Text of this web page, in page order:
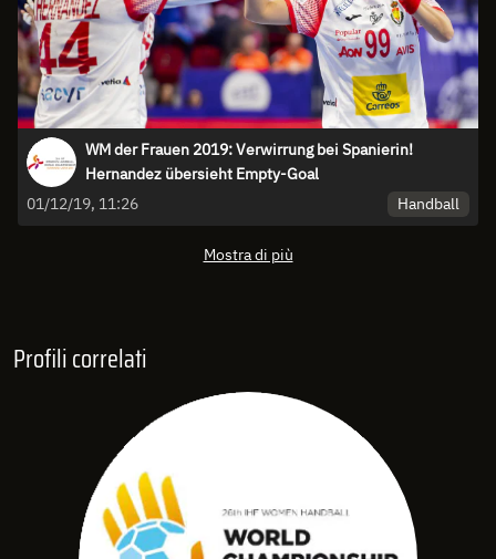
WM der Frauen 2019: Verwirrung bei Spanierin!
Hernandez übersieht Empty-Goal
01/12/19, 11:26
Handball
Mostra di più
Profili correlati